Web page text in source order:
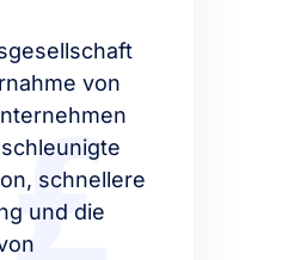
von
schnellere
und die